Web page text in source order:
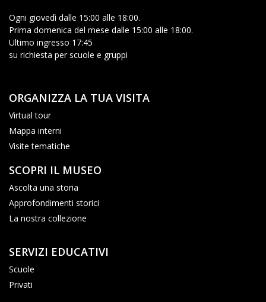
Ogni giovedì dalle 15:00 alle 18:00.
Prima domenica del mese dalle 15:00 alle 18:00.
Ultimo ingresso 17:45
su richiesta per scuole e gruppi
ORGANIZZA LA TUA VISITA
Virtual tour
Mappa interni
Visite tematiche
SCOPRI IL MUSEO
Ascolta una storia
Approfondimenti storici
La nostra collezione
SERVIZI EDUCATIVI
Scuole
Privati